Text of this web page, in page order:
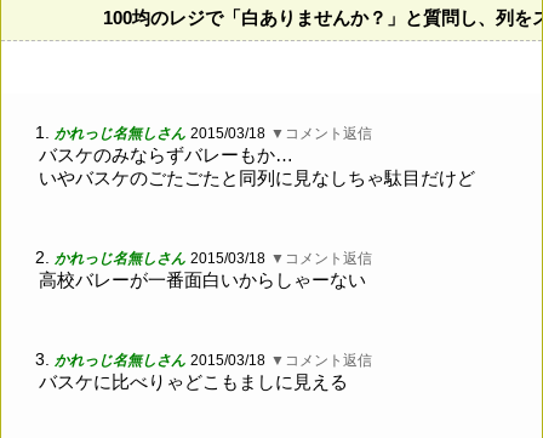
100均のレジで「白ありませんか？」と質問し、列
1. かれっじ名無しさん 2015/03/18 ▼コメント返信
バスケのみならずバレーもか…
いやバスケのごたごたと同列に見なしちゃ駄目だけど
2. かれっじ名無しさん 2015/03/18 ▼コメント返信
高校バレーが一番面白いからしゃーない
3. かれっじ名無しさん 2015/03/18 ▼コメント返信
バスケに比べりゃどこもましに見える